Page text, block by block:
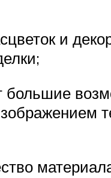
и
большие